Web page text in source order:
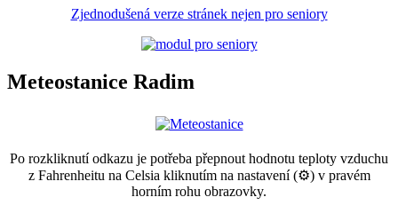
Zjednodušená verze stránek nejen pro seniory
Meteostanice Radim
Po rozkliknutí odkazu je potřeba přepnout hodnotu teploty vzduchu
z Fahrenheitu na Celsia kliknutím na nastavení (⚙) v pravém
horním rohu obrazovky.